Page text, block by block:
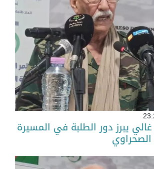
يبرز دور الطلبة في المسيرة